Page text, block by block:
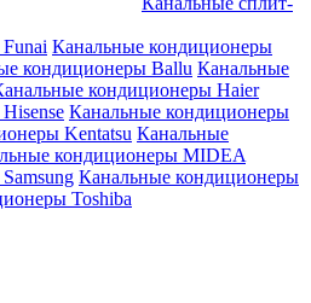
Канальные кондиционеры
кондиционеры Ballu Канальные
кондиционеры Haier
Канальные кондиционеры
Kentatsu Канальные
кондиционеры MIDEA
Канальные кондиционеры
Toshiba